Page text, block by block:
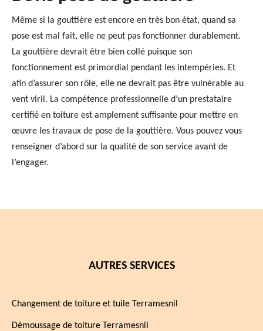
Même si la gouttière est encore en très bon état, quand sa
pose est mal fait, elle ne peut pas fonctionner durablement.
La gouttière devrait être bien collé puisque son
fonctionnement est primordial pendant les intempéries. Et
afin d’assurer son rôle, elle ne devrait pas être vulnérable au
vent viril. La compétence professionnelle d’un prestataire
certifié en toiture est amplement suffisante pour mettre en
œuvre les travaux de pose de la gouttière. Vous pouvez vous
renseigner d’abord sur la qualité de son service avant de
l’engager.
AUTRES SERVICES
Changement de toiture et tuile Terramesnil
Démoussage de toiture Terramesnil